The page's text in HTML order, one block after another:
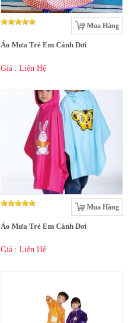
Mua Hàng
Áo Mưa Trẻ Em Cánh Dơi
Giá : Liên Hệ
Mua Hàng
Áo Mưa Trẻ Em Cánh Dơi
Giá : Liên Hệ